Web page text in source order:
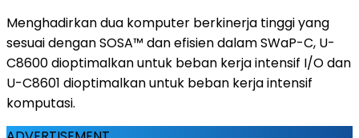
Menghadirkan dua komputer berkinerja tinggi yang
sesuai dengan SOSA™ dan efisien dalam SWaP-C, U-
C8600 dioptimalkan untuk beban kerja intensif I/O dan
U-C8601 dioptimalkan untuk beban kerja intensif
komputasi.